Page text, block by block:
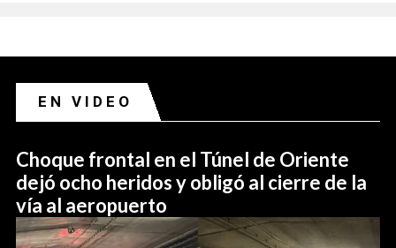
EN VIDEO
Choque frontal en el Túnel de Oriente
dejó ocho heridos y obligó al cierre de la
vía al aeropuerto